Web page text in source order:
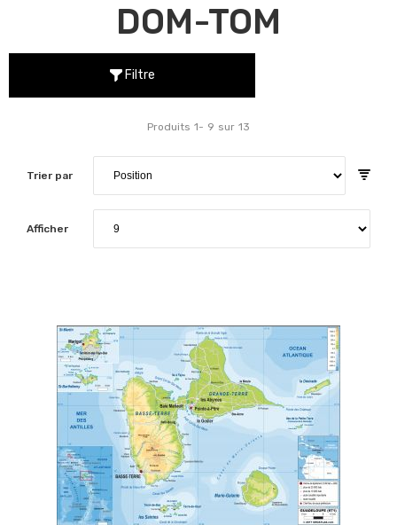
DOM-TOM
Filtre
Trier par
Produits 1- 9 sur 13
Afficher